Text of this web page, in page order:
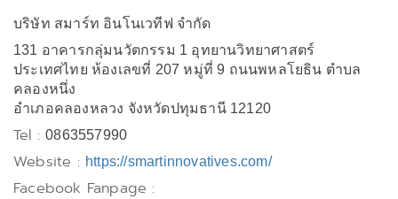
บริษัท สมาร์ท อินโนเวทีฟ จำกัด
131 อาคารกลุ่มนวัตกรรม 1 อุทยานวิทยาศาสตร์
ประเทศไทย ห้องเลขที่ 207 หมู่ที่ 9 ถนนพหลโยธิน ตำบล
คลองหนึ่ง
อำเภอคลองหลวง จังหวัดปทุมธานี 12120
Tel :0863557990
Website : https://smartinnovatives.com/
Facebook Fanpage :